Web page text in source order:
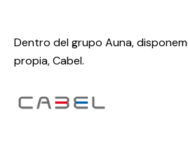
Dentro del grupo Auna,
propia, Cabel.